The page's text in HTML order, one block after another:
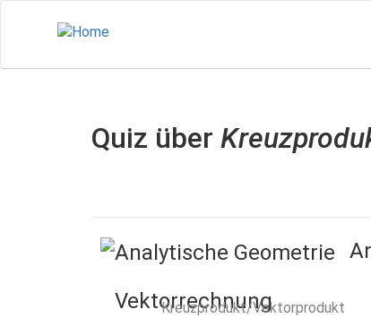
Quiz über
Vektorrechnung
Kreuzprodukt/Vektorprodukt